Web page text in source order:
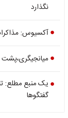
نگذارد
آکسیوس:
میانجیگری،پشت
یک منبع مطلع:
گفتگوها